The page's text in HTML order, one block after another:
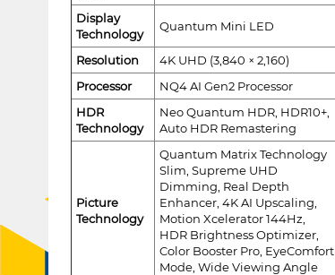
Display
Technology
Quantum Mini LED
Resolution
4K UHD (3,840 × 2,160)
Processor
NQ4 AI Gen2 Processor
HDR
Technology
Neo Quantum HDR, HDR10+,
Auto HDR Remastering
Picture
Technology
Quantum Matrix Technology
Slim, Supreme UHD
Dimming, Real Depth
Enhancer, 4K AI Upscaling,
Motion Xcelerator 144Hz,
HDR Brightness Optimizer,
Color Booster Pro, EyeComfort
Mode, Wide Viewing Angle